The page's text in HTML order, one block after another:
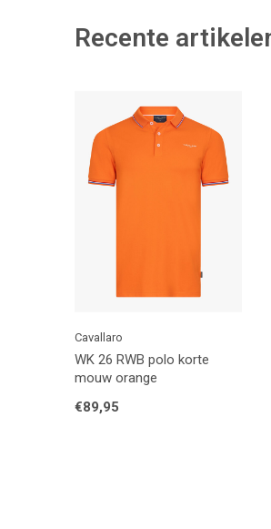
Recente
Cavallaro
WK 26 RWB polo korte
mouw orange
€89,95